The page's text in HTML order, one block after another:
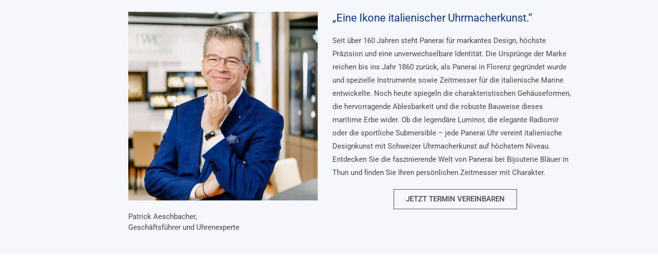
Patrick Aeschbacher,
Geschäftsführer und Uhrenexperte
„Eine Ikone italienischer Uhrmacherkunst.“
Seit über 160 Jahren steht Panerai für markantes Design, höchste
Präzision und eine unverwechselbare Identität. Die Ursprünge der Marke
reichen bis ins Jahr 1860 zurück, als Panerai in Florenz gegründet wurde
und spezielle Instrumente sowie Zeitmesser für die italienische Marine
entwickelte. Noch heute spiegeln die charakteristischen Gehäuseformen,
die hervorragende Ablesbarkeit und die robuste Bauweise dieses
maritime Erbe wider. Ob die legendäre Luminor, die elegante Radiomir
oder die sportliche Submersible – jede Panerai Uhr vereint italienische
Designkunst mit Schweizer Uhrmacherkunst auf höchstem Niveau.
Entdecken Sie die faszinierende Welt von Panerai bei Bijouterie Bläuer in
Thun und finden Sie Ihren persönlichen Zeitmesser mit Charakter.
JETZT TERMIN VEREINBAREN